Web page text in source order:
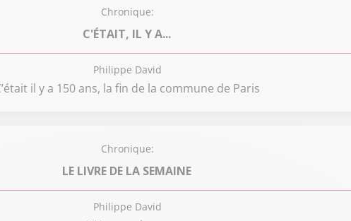
Chronique:
C'ÉTAIT, IL Y A...
Philippe David
il y a 150 ans, la fin de la commune de Paris
Chronique:
LE LIVRE DE LA SEMAINE
Philippe David